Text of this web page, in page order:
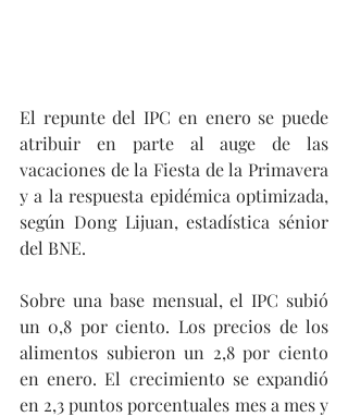
El repunte del IPC en enero se puede
atribuir en parte al auge de las
vacaciones de la Fiesta de la Primavera
y a la respuesta epidémica optimizada,
según Dong Lijuan, estadística sénior
del BNE.
Sobre una base mensual, el IPC subió
un 0,8 por ciento. Los precios de los
alimentos subieron un 2,8 por ciento
en enero. El crecimiento se expandió
en 2,3 puntos porcentuales mes a mes y